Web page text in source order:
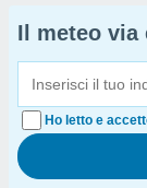
Il meteo via
Ho letto e